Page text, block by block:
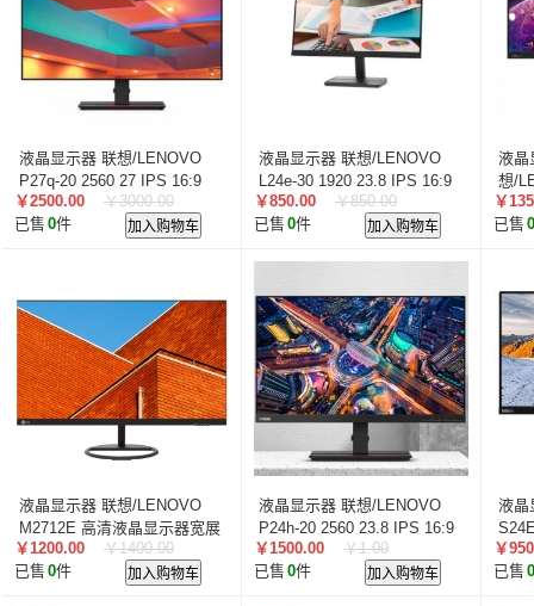
海天地/Soopen
三田 上海易教
立象/ARGOX
科达
理光 美松达/MAXSOUND
至像
普印力
方正 中科可控/SuMa
光阵/LiteArray
博思得/POSTEK 华映/HWAING
航天
智汇星
航天柏克 柏克 旭龙物联 旭龙
中科
美松达/MAXOUND
小篆 麟云 艾特网能 科视
液晶显示器 联想/LENOVO
P27q-20 2560 27 IPS 16:9
1440
￥2500.00
￥3000.00
已售 0件 加入购物车
液晶显示器 联想/LENOVO
L24e-30 1920 23.8 IPS 16:9
1080
￥850.00
￥850.00
已售 0件 加入购物车
液晶
想/
23.8
￥
已售 0
液晶显示器 联想/LENOVO
M2712E 高清液晶显示器宽展
窄边27.0英寸（VGA+HDMI接
口）
￥1200.00
￥1400.00
已售 0件 加入购物车
液晶显示器 联想/LENOVO
P24h-20 2560 23.8 IPS 16:9
1440
￥1500.00
￥1.00
已售 0件 加入购物车
液晶
1080
￥
已售 0